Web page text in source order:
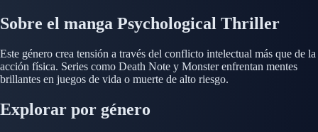
Sobre el manga Psychological Thriller
Este género crea tensión a través del conflicto intelectual más que de la
acción física. Series como Death Note y Monster enfrentan mentes
brillantes en juegos de vida o muerte de alto riesgo.
Explorar por género